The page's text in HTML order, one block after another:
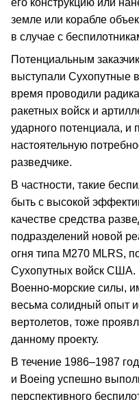
его конструкцию или
земле или корабле
в случае с
Потенциальным
выступали Сухопутные
время проводили
ракетных войск и
ударного потенциала, и
настоятельную
разведчике.
В частности, такие
быть с высокой
качестве средства
подразделений новой
огня типа М270 MLRS,
Сухопутных войск США.
Военно-морские силы,
весьма солидный опыт
вертолетов, тоже
данному проекту.
В течение 1986–1987
и Boeing успешно
перспективного